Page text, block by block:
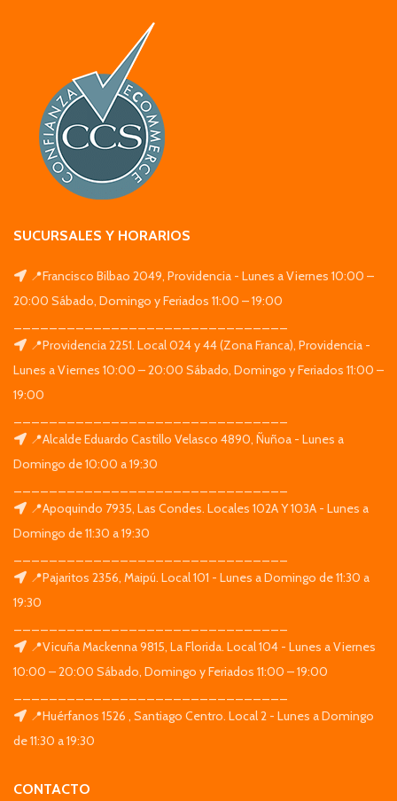
SUCURSALES Y HORARIOS
📍Francisco Bilbao 2049, Providencia - Lunes a Viernes 10:00 –
20:00 Sábado, Domingo y Feriados 11:00 – 19:00
📍Providencia 2251. Local 024 y 44 (Zona Franca), Providencia -
Lunes a Viernes 10:00 – 20:00 Sábado, Domingo y Feriados 11:00 –
19:00
📍Alcalde Eduardo Castillo Velasco 4890, Ñuñoa - Lunes a
Domingo de 10:00 a 19:30
📍Apoquindo 7935, Las Condes. Locales 102A Y 103A - Lunes a
Domingo de 11:30 a 19:30
📍Pajaritos 2356, Maipú. Local 101 - Lunes a Domingo de 11:30 a
19:30
📍Vicuña Mackenna 9815, La Florida. Local 104 - Lunes a Viernes
10:00 – 20:00 Sábado, Domingo y Feriados 11:00 – 19:00
📍Huérfanos 1526 , Santiago Centro. Local 2 - Lunes a Domingo
de 11:30 a 19:30
CONTACTO